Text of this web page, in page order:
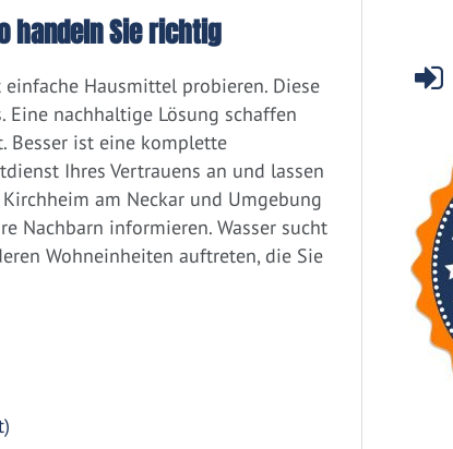
handeln Sie richtig
Hausmittel probieren. Diese
nachhaltige Lösung schaffen
Besser ist eine komplette
Ihres Vertrauens an und lassen
am Neckar und Umgebung
Nachbarn informieren. Wasser sucht
Wohneinheiten auftreten, die Sie